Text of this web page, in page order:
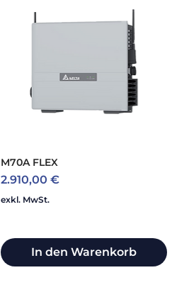
M70A FLEX
Preis
2.910,00 €
exkl. MwSt.
In den Warenkorb